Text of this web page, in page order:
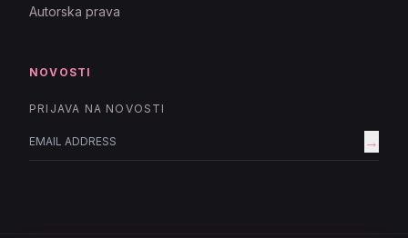
Autorska prava
NOVOSTI
PRIJAVA NA NOVOSTI
→